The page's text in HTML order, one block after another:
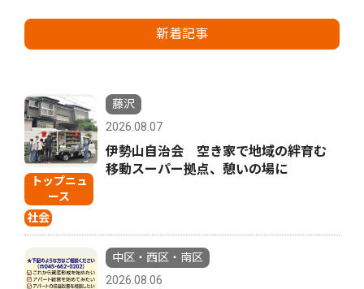
新着記事
トップニュ
ース
社会
藤沢
2026.08.07
伊勢山自治会 空き家で地域の絆育む
移動スーパー拠点、憩いの場に
中区・西区・南区
2026.08.06